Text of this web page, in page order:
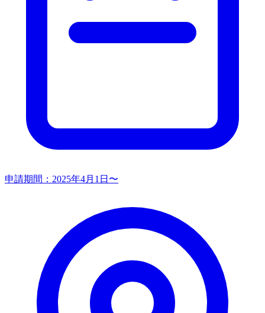
申請期間： 2025年4月1日〜